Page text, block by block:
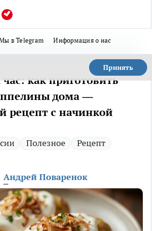
в Telegram Информация о нас
Принять
как приготовить
дома —
рецепт с начинкой
Полезное Рецепт
Андрей Поваренок